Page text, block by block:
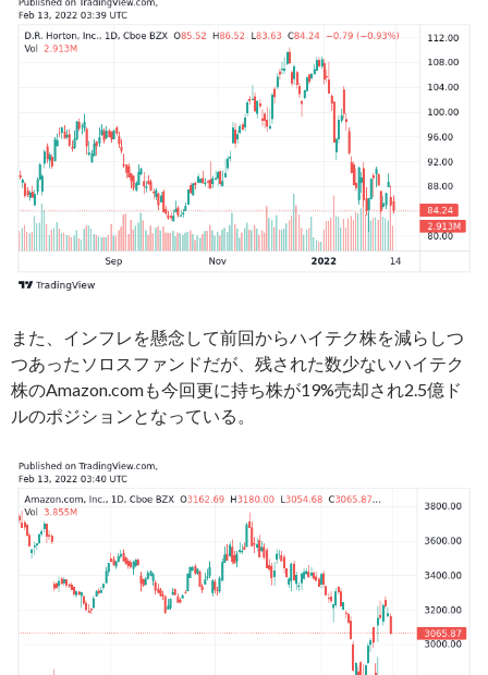
また、インフレを懸念して前回からハイテク株を減らしつ
つあったソロスファンドだが、残された数少ないハイテク
株のAmazon.comも今回更に持ち株が19%売却され2.5億ド
ルのポジションとなっている。